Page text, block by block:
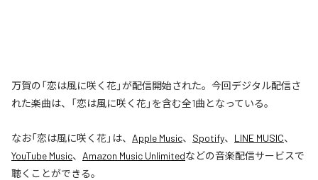
万賀の「恋は風に咲く花」が配信開始された。今回デジタル配信さ
れた楽曲は、「恋は風に咲く花」を含む全1曲となっている。
なお「恋は風に咲く花」は、 Apple Music、 Spotify、 LINE MUSIC、
YouTube Music、 Amazon Music Unlimitedなどの音楽配信サービスで
聴くことができる。